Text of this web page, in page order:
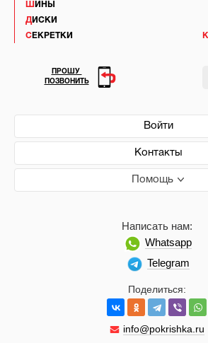
ШИНЫ
ДИСКИ
СЕКРЕТКИ
Войти
Контакты
Помощь
Поделиться:
info@pokrishka.ru
Написать нам:
Whatsapp
Telegram
ПРОШУ
ПОЗВОНИТЬ